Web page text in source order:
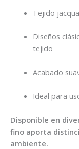
Tejido
Diseños
tejido
Acabado
Ideal para
Disponible en
fino aporta
ambiente.